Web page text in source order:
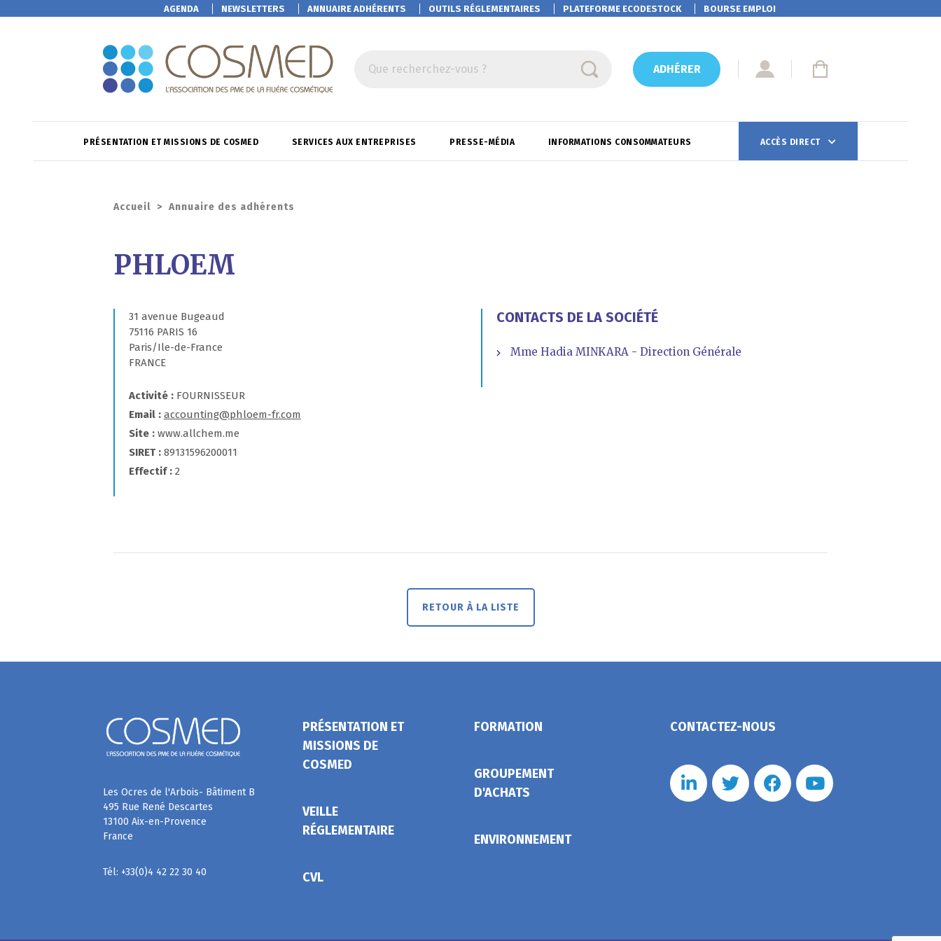
AGENDA NEWSLETTERS ANNUAIRE ADHÉRENTS OUTILS RÉGLEMENTAIRES PLATEFORMEECODESTOCK BOURSE EMPLOI
Que recherchez-vous ? ADHÉRER
PRÉSENTATION ET MISSIONS DE COSMED SERVICES AUX ENTREPRISES PRESSE-MÉDIA INFORMATIONS CONSOMMATEURS ACCÈS DIRECT
Accueil > Annuaire des adhérents
PHLOEM
31 avenue Bugeaud
75116 PARIS 16
Paris/Ile-de-France
FRANCE
Activité
FOURNISSEUR
Email
accounting@phloem-fr.com
Site
www.allchem.me
SIRET
89131596200011
Effectif
2
CONTACTS DE LA SOCIÉTÉ
Mme Hadia MINKARA - Direction Générale
RETOUR À LA LISTE
Les Ocres de l'Arbois- Bâtiment B
495 Rue René Descartes
13100 Aix-en-Provence
France
Tél: +33(0)4 42 22 30 40
PRÉSENTATION ET
MISSIONS DE
COSMED
VEILLE
RÉGLEMENTAIRE
CVL
FORMATION
GROUPEMENT
D'ACHATS
ENVIRONNEMENT
CONTACTEZ-NOUS